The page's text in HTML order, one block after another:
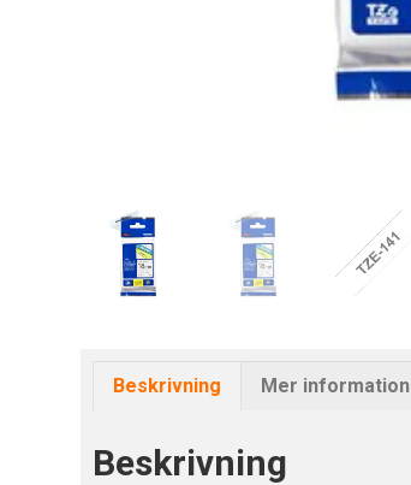
Beskrivning Mer information
Beskrivning